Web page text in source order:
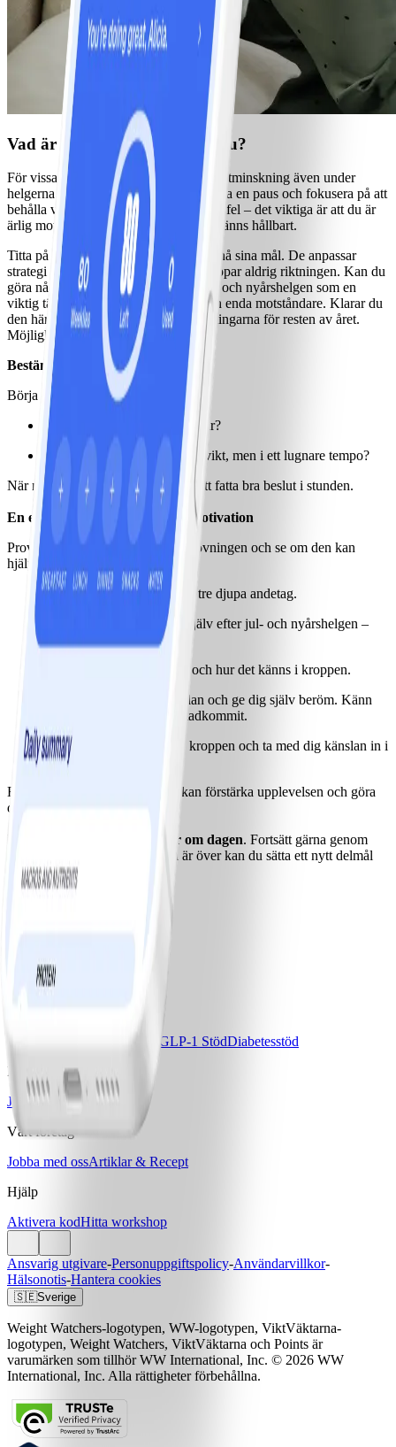
Vad är realistiskt för dig just nu?
För vissa innebär det att fortsätta sin viktminskning även under
helgerna. För andra handlar det om att ta en paus och fokusera på att
behålla vikten. Det finns inget rätt eller fel – det viktiga är att du är
ärlig mot dig själv och väljer det som känns hållbart.
Titta på hur elitidrottare arbetar för att nå sina mål. De anpassar
strategi efter förutsättningarna, men tappar aldrig riktningen. Kan du
göra något liknande? Föreställ dig jul- och nyårshelgen som en
viktig tävling – men där du själv är din enda motståndare. Klarar du
den här perioden, stärker du förutsättningarna för resten av året.
Möjligheterna är stora.
Bestäm ditt mål
Börja med att ta ställning:
Vill du behålla vikten där du är?
Eller vill du fortsätta gå ner i vikt, men i ett lugnare tempo?
När målet är tydligt blir det lättare att fatta bra beslut i stunden.
En enkel övning för fokus och motivation
Prova den här korta visualiseringsövningen och se om den kan
hjälpa dig:
Sitt bekvämt, blunda och ta tre djupa andetag.
Visualisera hur du ser dig själv efter jul- och nyårshelgen –
precis så som du önskar.
Lägg märke till vad du ser och hur det känns i kroppen.
Stanna i den positiva känslan och ge dig själv beröm. Känn
stolthet över det du har åstadkommit.
Öppna ögonen, rör lite på kroppen och ta med dig känslan in i
resten av dagen.
Ett litet leende under övningen kan förstärka upplevelsen och göra
den ännu mer effektiv.
fem minuter om dagen. Fortsätt gärna genom
hela helgperioden, och när den är över kan du sätta ett nytt delmål
framåt.
Ladda ner WW-appen
Bas
Bas+ Klimakteriet GLP-1 StödDiabetesstöd
Priser & Erbjudanden
Jämför program & priser
Vårt företag
Jobba med ossArtiklar & Recept
Hjälp
Aktivera kodHitta workshop
Ansvarig utgivare-Personuppgiftspolicy-Användarvillkor-
Hälsonotis-Hantera cookies
🇸🇪Sverige
Weight Watchers-logotypen, WW-logotypen, ViktVäktarna-
logotypen, Weight Watchers, ViktVäktarna och Points är
varumärken som tillhör WW International, Inc. © 2026 WW
International, Inc. Alla rättigheter förbehållna.